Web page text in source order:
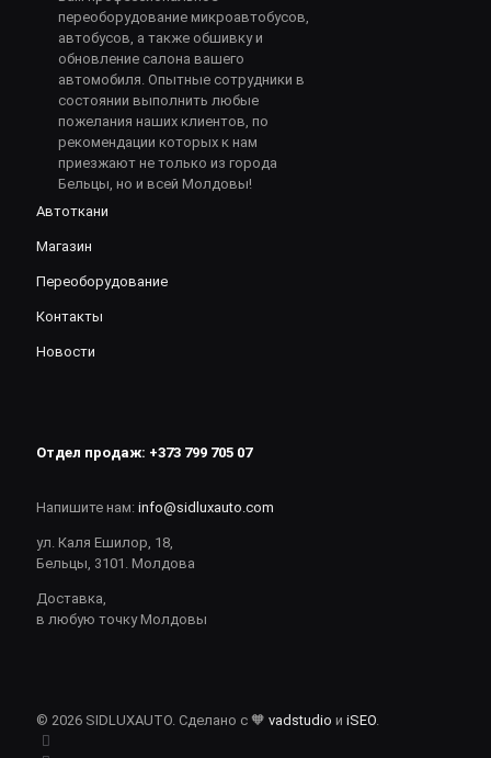
переоборудование микроавтобусов,
автобусов, а также обшивку и
обновление салона вашего
автомобиля. Опытные сотрудники в
состоянии выполнить любые
пожелания наших клиентов, по
рекомендации которых к нам
приезжают не только из города
Бельцы, но и всей Молдовы!
Автоткани
Магазин
Переоборудование
Контакты
Новости
Отдел продаж: +373 799 705 07
Напишите нам: info@sidluxauto.com
ул. Каля Ешилор, 18,
Бельцы, 3101. Молдова
Доставка,
в любую точку Молдовы
© 2026 SIDLUXAUTO. Сделано с 🧡 vadstudio и iSEO